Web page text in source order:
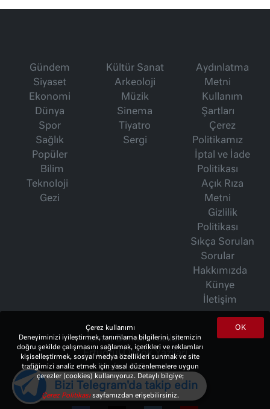
Gündem
Siyaset
Ekonomi
Dünya
Spor
Sağlık
Popüler
Bilim
Teknoloji
Gezi
Kültür Sanat
Arkeoloji
Müzik
Sinema
Tiyatro
Sergi
Aydınlatma
Metni
Kullanım
Şartları
Çerez
Politikamız
İptal ve İade
Politikası
Açık Rıza
Metni
Gizlilik
Politikası
Sıkça Sorulan
Sorular
Hakkımızda
Künye
İletişim
İsmet Berkan Yazıları
Ertuğrul Özkök Yazıları
Haftalık Gazete
OK
Çerez kullanımı
Deneyiminizi iyileştirmek, tanımlama bilgilerini, sitemizin
doğru şekilde çalışmasını sağlamak, içerikleri ve reklamları
kişiselleştirmek, sosyal medya özellikleri sunmak ve site
trafiğimizi analiz etmek için yasal düzenlemelere uygun
çerezler (cookies) kullanıyoruz. Detaylı bilgiye;
Çerez Politikasısayfamızdan erişebilirsiniz.
Bizi Telegram'da takip edin